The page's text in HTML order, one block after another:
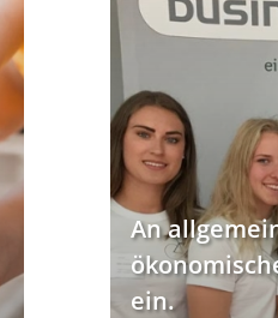
An
ein.